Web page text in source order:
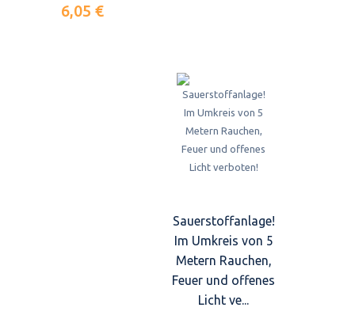
6,05 €
Sauerstoffanlage!
Im Umkreis von 5
Metern Rauchen,
Feuer und offenes
Licht ve...